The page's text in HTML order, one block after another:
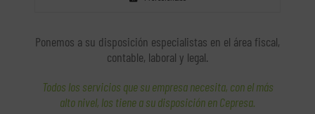
Ponemos a su disposición especialistas en el área fiscal,
contable, laboral y legal.
Todos los servicios que su empresa necesita, con el más
alto nivel, los tiene a su disposición en Cepresa.